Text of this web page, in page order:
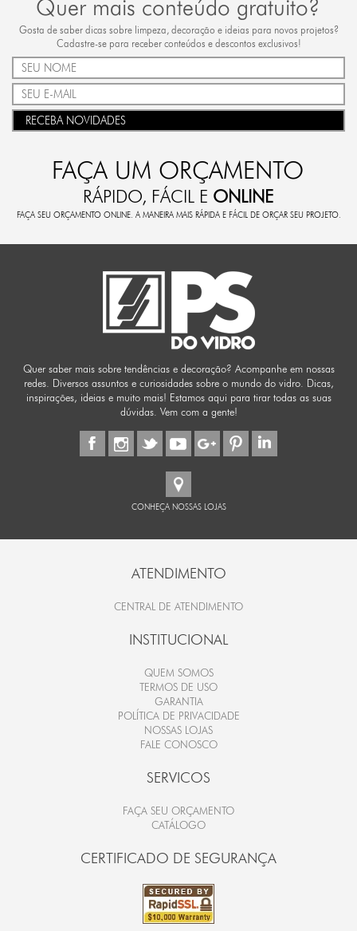
Quer mais conteúdo gratuito?
Gosta de saber dicas sobre limpeza, decoração e ideias para novos projetos?
Cadastre-se para receber conteúdos e descontos exclusivos!
RECEBA NOVIDADES
FAÇA UM ORÇAMENTO
RÁPIDO, FÁCIL E ONLINE
FAÇA SEU ORÇAMENTO ONLINE. A MANEIRA MAIS RÁPIDA E FÁCIL DE ORÇAR SEU PROJETO.
Quer saber mais sobre tendências e decoração? Acompanhe em nossas
redes. Diversos assuntos e curiosidades sobre o mundo do vidro. Dicas,
inspirações, ideias e muito mais! Estamos aqui para tirar todas as suas
dúvidas. Vem com a gente!
CONHEÇA NOSSAS LOJAS
ATENDIMENTO
CENTRAL DE ATENDIMENTO
INSTITUCIONAL
QUEM SOMOS
TERMOS DE USO
GARANTIA
POLÍTICA DE PRIVACIDADE
NOSSAS LOJAS
FALE CONOSCO
SERVICOS
FAÇA SEU ORÇAMENTO
CATÁLOGO
CERTIFICADO DE SEGURANÇA